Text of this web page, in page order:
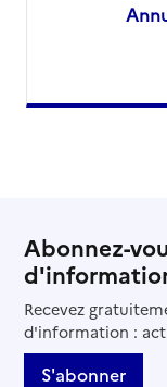
Abonnez-
Recevez
d'information :
S'abonner